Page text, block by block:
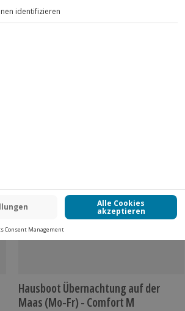
Hausboot Übernachtung auf der
Maas (Mo-Fr) - Comfort M